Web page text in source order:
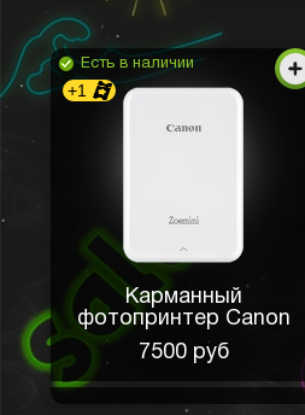
Есть в наличии
+1
Карманный
фотопринтер Canon
7500 руб